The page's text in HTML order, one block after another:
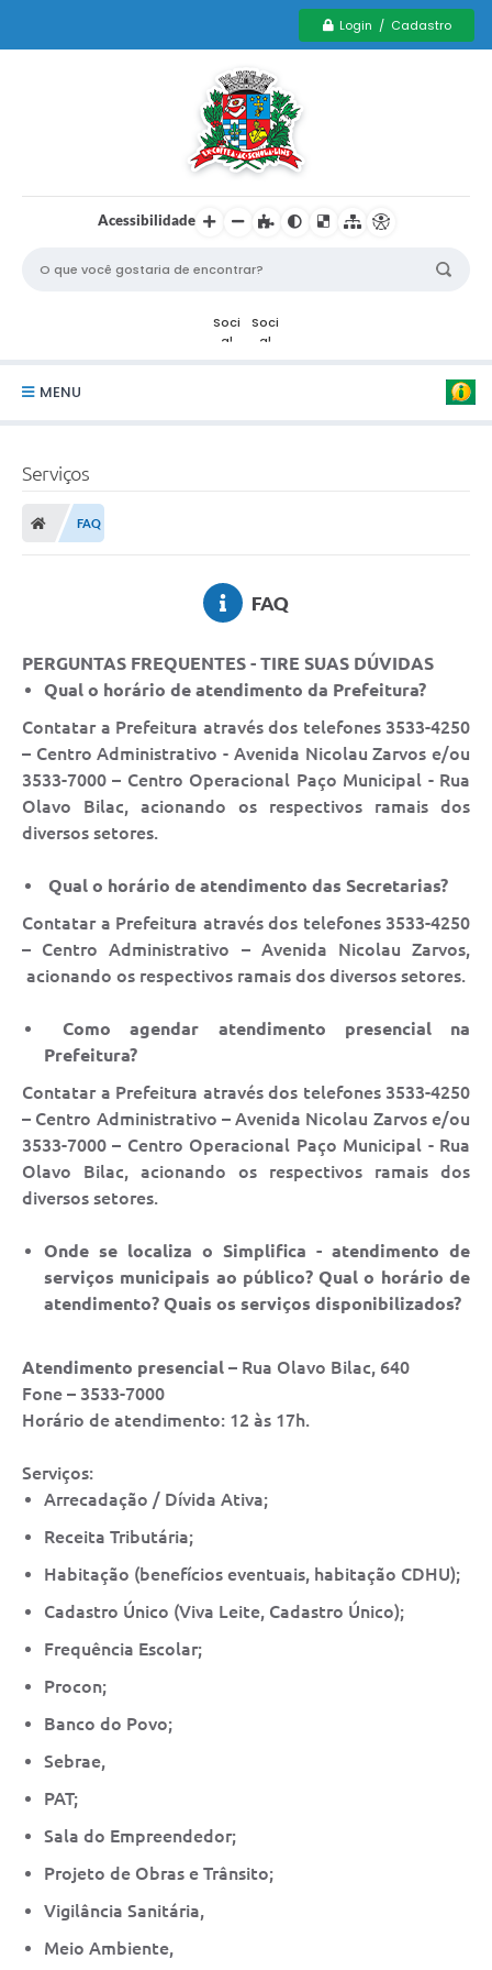
Login / Cadastro
Acessibilidade
MENU
Ouvidoria
Utilidade Pública
Informações
X Conferência Municipal de Saúde de Lins
DEPRESSÃO TEM CURA!
Carteira municipal de identificação de mães ou
responsáveis de pessoas com deficiência
PALESTRA SETEMBRO AMARELO - DRA. BEATRIZ GODOY
Consulta Pública sobre o Plano Municipal de
Saneamento Básico de Lins
FAQ
Junta Militar
Lei Orgânica
Infraestrutura
Saúde
A Prefeitura
Plano de Contingência 2024-2025 Lins/SP
Tributos
Serviços
FAQ
FAQ
PERGUNTAS FREQUENTES - TIRE SUAS DÚVIDAS
Qual o horário de atendimento da Prefeitura?
Contatar a Prefeitura através dos telefones 3533-4250
– Centro Administrativo - Avenida Nicolau Zarvos e/ou
3533-7000 – Centro Operacional Paço Municipal - Rua
Olavo Bilac, acionando os respectivos ramais dos
diversos setores.
Qual o horário de atendimento das Secretarias?
Contatar a Prefeitura através dos telefones 3533-4250
– Centro Administrativo – Avenida Nicolau Zarvos,
acionando os respectivos ramais dos diversos setores.
Como agendar atendimento presencial na
Prefeitura?
Contatar a Prefeitura através dos telefones 3533-4250
– Centro Administrativo – Avenida Nicolau Zarvos e/ou
3533-7000 – Centro Operacional Paço Municipal - Rua
Olavo Bilac, acionando os respectivos ramais dos
diversos setores.
Onde se localiza o Simplifica - atendimento de
serviços municipais ao público? Qual o horário de
atendimento? Quais os serviços disponibilizados?
Atendimento presencial – Rua Olavo Bilac, 640
Fone – 3533-7000
Horário de atendimento: 12 às 17h.
Serviços:
Arrecadação / Dívida Ativa;
Receita Tributária;
Habitação (benefícios eventuais, habitação CDHU);
Cadastro Único (Viva Leite, Cadastro Único);
Frequência Escolar;
Procon;
Banco do Povo;
Sebrae,
PAT;
Sala do Empreendedor;
Projeto de Obras e Trânsito;
Vigilância Sanitária,
Meio Ambiente,